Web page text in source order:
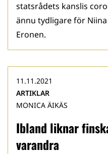
statsrådets kanslis
ännu tydligare för
Eronen.
Ibland liknar
varandra
11.11.2021
ARTIKLAR
MONICA ÄIKÄS